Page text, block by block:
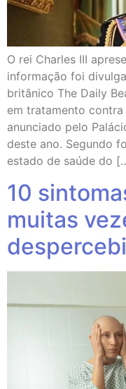
O rei Charles III
informação foi
britânico The Daily
em tratamento
anunciado pelo
deste ano. Segundo
estado de saúde do
10
muitas